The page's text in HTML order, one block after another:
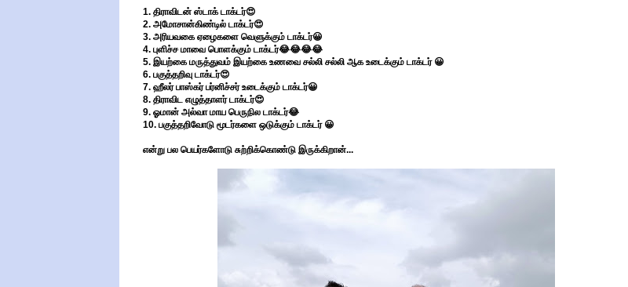
1. திராவிடன் ஸ்டாக் டாக்டர்😍
2. அமோசான்கிண்டில் டாக்டர்😍
3. அரியவகை ஏழைகளை வெளுக்கும் டாக்டர்😀
4. புளிச்ச மாவை பொளக்கும் டாக்டர்😂😂😂😂
5. இயற்கை மருத்துவம் இயற்கை உணவை சல்லி சல்லி ஆக உடைக்கும் டாக்டர் 😀
6. பகுத்தறிவு டாக்டர்😍
7. ஹீலர் பாஸ்கர் பர்னிச்சர் உடைக்கும் டாக்டர்😀
8. திராவிட எழுத்தாளர் டாக்டர்😍
9. ஓமான் அல்வா மாய பெருநில டாக்டர்😂
10. பகுத்தறிவோடு மூடர்களை ஒடுக்கும் டாக்டர் 😀
என்று பல பெயர்களோடு சுற்றிக்கொண்டு இருக்கிறான்...